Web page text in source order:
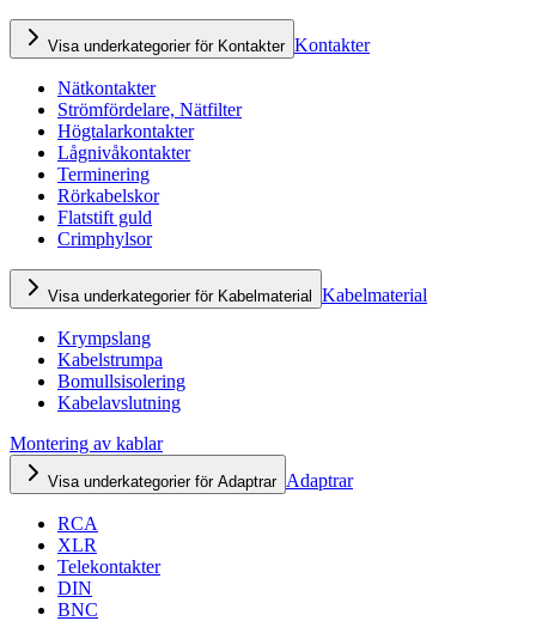
Visa underkategorier för Kontakter Kontakter
Nätkontakter
Strömfördelare, Nätfilter
Högtalarkontakter
Lågnivåkontakter
Terminering
Rörkabelskor
Flatstift guld
Crimphylsor
Visa underkategorier för Kabelmaterial Kabelmaterial
Krympslang
Kabelstrumpa
Bomullsisolering
Kabelavslutning
Montering av kablar
Visa underkategorier för Adaptrar Adaptrar
RCA
XLR
Telekontakter
DIN
BNC